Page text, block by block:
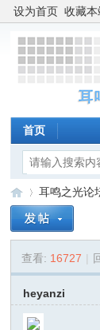
设为首页 收藏本
首页
耳»
耳鸣之光论
查看: 16727 |
heyanzi